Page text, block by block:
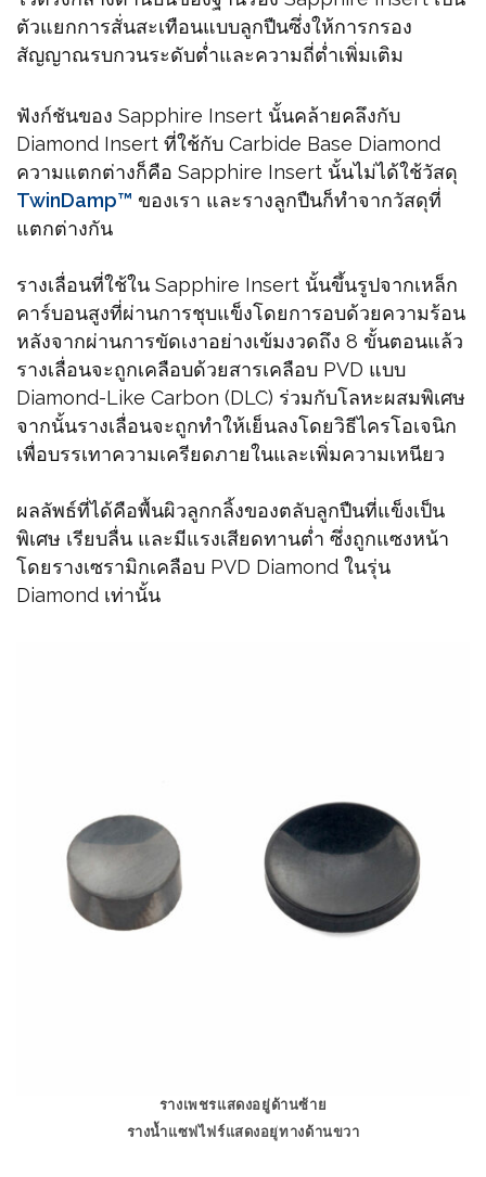
ตัวแยกการสั่นสะเทือนแบบลูกปืนซึ่งให้การกรอง
สัญญาณรบกวนระดับต่ำและความถี่ต่ำเพิ่มเติม
ฟังก์ชันของ Sapphire Insert นั้นคล้ายคลึงกับ
Diamond Insert ที่ใช้กับ Carbide Base Diamond
ความแตกต่างก็คือ Sapphire Insert นั้นไม่ได้ใช้วัสดุ
TwinDamp™ ของเรา และรางลูกปืนก็ทำจากวัสดุที่
แตกต่างกัน
รางเลื่อนที่ใช้ใน Sapphire Insert นั้นขึ้นรูปจากเหล็ก
คาร์บอนสูงที่ผ่านการชุบแข็งโดยการอบด้วยความร้อน
หลังจากผ่านการขัดเงาอย่างเข้มงวดถึง 8 ขั้นตอนแล้ว
รางเลื่อนจะถูกเคลือบด้วยสารเคลือบ PVD แบบ
Diamond-Like Carbon (DLC) ร่วมกับโลหะผสมพิเศษ
จากนั้นรางเลื่อนจะถูกทำให้เย็นลงโดยวิธีไครโอเจนิก
เพื่อบรรเทาความเครียดภายในและเพิ่มความเหนียว
ผลลัพธ์ที่ได้คือพื้นผิวลูกกลิ้งของตลับลูกปืนที่แข็งเป็น
พิเศษ เรียบลื่น และมีแรงเสียดทานต่ำ ซึ่งถูกแซงหน้า
โดยรางเซรามิกเคลือบ PVD Diamond ในรุ่น
Diamond เท่านั้น
รางเพชรแสดงอยู่ด้านซ้าย
รางน้ำแซฟไฟร์แสดงอยู่ทางด้านขวา